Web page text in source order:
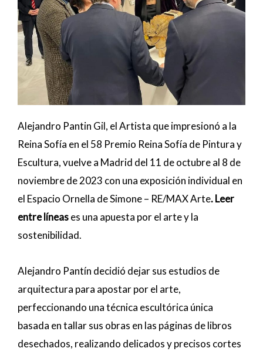
Alejandro Pantin Gil, el Artista que impresionó a la
Reina Sofía en el 58 Premio Reina Sofía de Pintura y
Escultura, vuelve a Madrid del 11 de octubre al 8 de
noviembre de 2023 con una exposición individual en
el Espacio Ornella de Simone – RE/MAX Arte. Leer
entre líneases una apuesta por el arte y la
sostenibilidad.
Alejandro Pantín decidió dejar sus estudios de
arquitectura para apostar por el arte,
perfeccionando una técnica escultórica única
basada en tallar sus obras en las páginas de libros
desechados, realizando delicados y precisos cortes